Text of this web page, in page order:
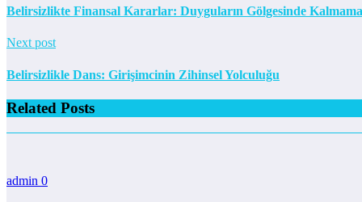
Belirsizlikte Finansal Kararlar: Duyguların Gölgesinde
Next post
Belirsizlikle Dans: Girişimcinin Zihinsel Yolculuğu
Related Posts
admin 0